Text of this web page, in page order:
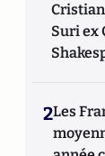
Suri ex
2Les